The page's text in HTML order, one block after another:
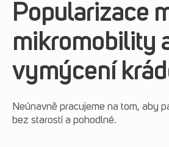
Popularizace
mikromobility
vymýcení
Neúnavně pracujeme na tom, aby
bez starostí a pohodlné.